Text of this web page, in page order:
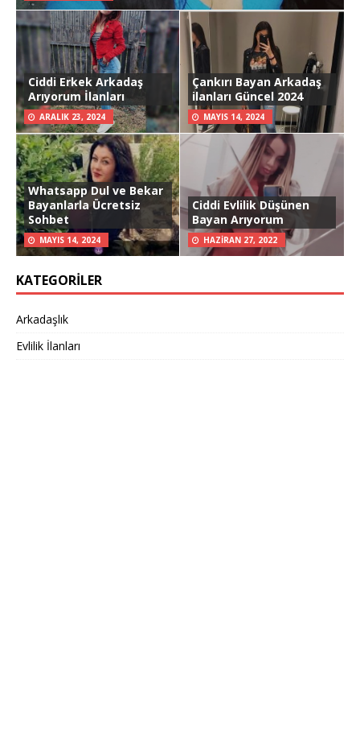
Ciddi Erkek Arkadaş
Arıyorum İlanları
ARALIK 23, 2024
Çankırı Bayan Arkadaş
ilanları Güncel 2024
MAYIS 14, 2024
Whatsapp Dul ve Bekar
Bayanlarla Ücretsiz
Sohbet
MAYIS 14, 2024
Ciddi Evlilik Düşünen
Bayan Arıyorum
HAZIRAN 27, 2022
KATEGORILER
Arkadaşlık
Evlilik İlanları